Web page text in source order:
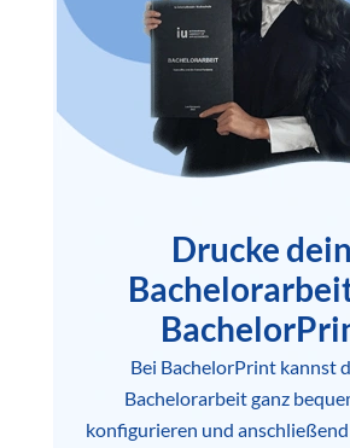
Drucke
Bei BachelorPrint kannst
Bachelorarbeit ganz
konfigurieren und